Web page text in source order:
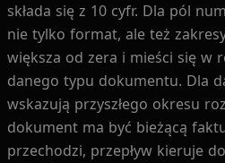
składa się z 10 cyfr. Dla pól
nie tylko format, ale też
większa od zera i mieści się w
danego typu dokumentu. Dla
wskazują przyszłego okresu
dokument ma być bieżącą
przechodzi, przepływ kieruje